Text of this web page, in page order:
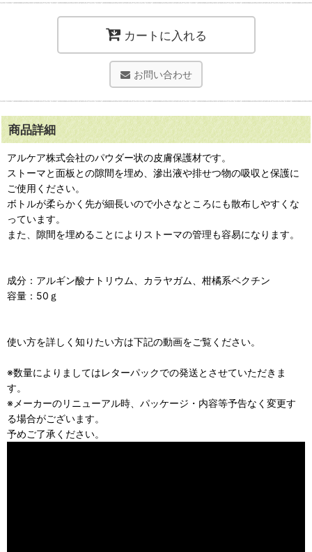
カートに入れる
お問い合わせ
商品詳細
アルケア株式会社のパウダー状の皮膚保護材です。
ストーマと面板との隙間を埋め、滲出液や排せつ物の吸収と保護に
ご使用ください。
ボトルが柔らかく先が細長いので小さなところにも散布しやすくな
っています。
また、隙間を埋めることによりストーマの管理も容易になります。
成分：アルギン酸ナトリウム、カラヤガム、柑橘系ペクチン
容量：50ｇ
使い方を詳しく知りたい方は下記の動画をご覧ください。
※数量によりましてはレターパックでの発送とさせていただきま
す。
※メーカーのリニューアル時、パッケージ・内容等予告なく変更す
る場合がございます。
予めご了承ください。